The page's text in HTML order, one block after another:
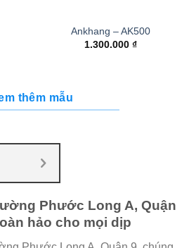
Ankhang – AK500
1.300.000 ₫
thêm mẫu
Phước Long A, Quận
hảo cho mọi dịp